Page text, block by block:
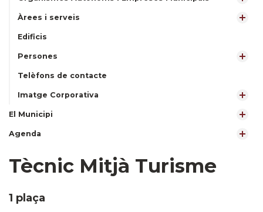
Àrees i serveis
Edificis
Persones
Telèfons de contacte
Imatge Corporativa
El Municipi
Agenda
Tècnic Mitjà Turisme
1 plaça